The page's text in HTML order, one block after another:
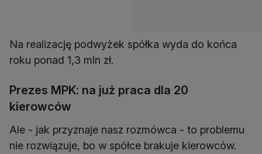
Na realizację podwyżek spółka wyda do końca
roku ponad 1,3 mln zł.
Prezes MPK: na już praca dla 20
kierowców
Ale - jak przyznaje nasz rozmówca - to problemu
nie rozwiązuje, bo w spółce brakuje kierowców.